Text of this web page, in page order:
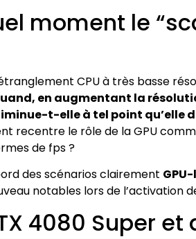
moment le
CPU à très basse
en augmentant la
t-elle à tel point qu’elle
recentre le rôle de la GPU
de fps ?
des scénarios clairement
notables lors de l’activation de
4080 Super et